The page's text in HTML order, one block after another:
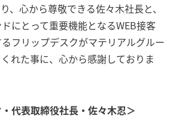
、心から尊敬できる佐々木社長と、
にとって重要機能となるWEB接客
フリップデスクがマテリアルグルー
れた事に、心から感謝しておりま
代表取締役社長・佐々木忍＞